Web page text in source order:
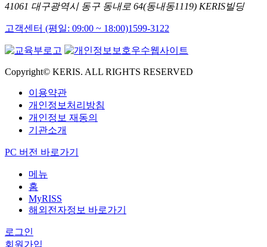
41061 대구광역시 동구 동내로 64(동내동1119) KERIS빌딩
고객센터 (평일: 09:00 ~ 18:00)1599-3122
Copyright© KERIS. ALL RIGHTS RESERVED
이용약관
개인정보처리방침
개인정보 재동의
기관소개
PC 버전 바로가기
메뉴
홈
MyRISS
해외전자정보 바로가기
로그인
회원가입